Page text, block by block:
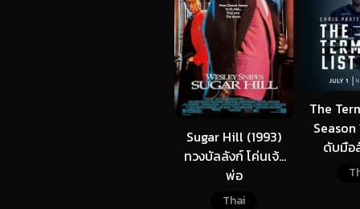
Sugar Hill (1993)
ทวงบัลลังก์ โค่นเจ้า
พ่อ
Thai
The
ดับมือ